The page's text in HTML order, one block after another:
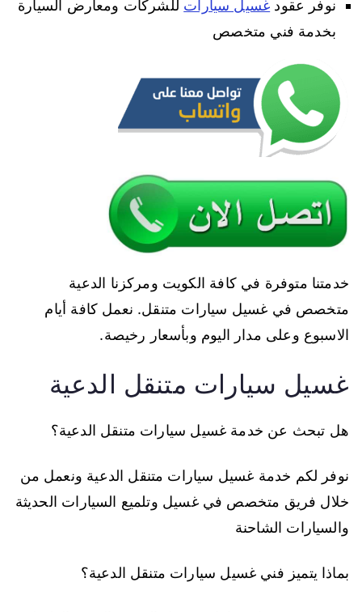
نوفر عقود غسيل سيارات للشركات ومعارض السيارة
بخدمة فني متخصص
خدمتنا متوفرة في كافة الكويت ومركزنا الدعية
متخصص في غسيل سيارات متنقل. نعمل كافة أيام
الاسبوع وعلى مدار اليوم وبأسعار رخيصة.
غسيل سيارات متنقل الدعية
هل تبحث عن خدمة غسيل سيارات متنقل الدعية؟
نوفر لكم خدمة غسيل سيارات متنقل الدعية ونعمل من
خلال فريق متخصص في غسيل وتلميع السيارات الحديثة
والسيارات الشاحنة
بماذا يتميز فني غسيل سيارات متنقل الدعية؟